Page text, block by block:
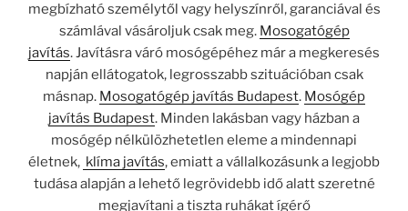
megbízható személytől vagy helyszínről, garanciával és
számlával vásároljuk csak meg. Mosogatógép
javítás. Javításra váró mosógépéhez már a megkeresés
napján ellátogatok, legrosszabb szituációban csak
másnap. Mosogatógép javítás Budapest. Mosógép
javítás Budapest. Minden lakásban vagy házban a
mosógép nélkülözhetetlen eleme a mindennapi
életnek, klíma javítás, emiatt a vállalkozásunk a legjobb
tudása alapján a lehető legrövidebb idő alatt szeretné
megjavítani a tiszta ruhákat ígérő